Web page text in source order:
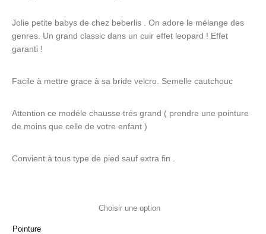
Jolie petite babys de chez beberlis . On adore le mélange des
genres. Un grand classic dans un cuir effet leopard ! Effet
garanti !
Facile à mettre grace à sa bride velcro. Semelle cautchouc
Attention ce modéle chausse trés grand ( prendre une pointure
de moins que celle de votre enfant )
Convient à tous type de pied sauf extra fin .
Pointure